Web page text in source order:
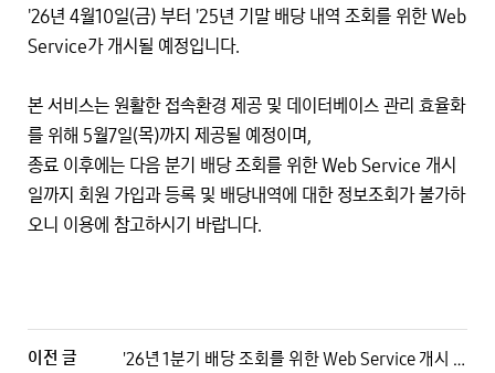
'26년 4월10일(금) 부터 '25년 기말 배당 내역 조회를 위한 Web
Service가 개시될 예정입니다.
본 서비스는 원활한 접속환경 제공 및 데이터베이스 관리 효율화
를 위해 5월7일(목)까지 제공될 예정이며,
종료 이후에는 다음 분기 배당 조회를 위한 Web Service 개시
일까지 회원 가입과 등록 및 배당내역에 대한 정보조회가 불가하
오니 이용에 참고하시기 바랍니다.
이전 글 '26년 1분기 배당 조회를 위한 Web Service 개시 예정일 안내('26/5/22~)